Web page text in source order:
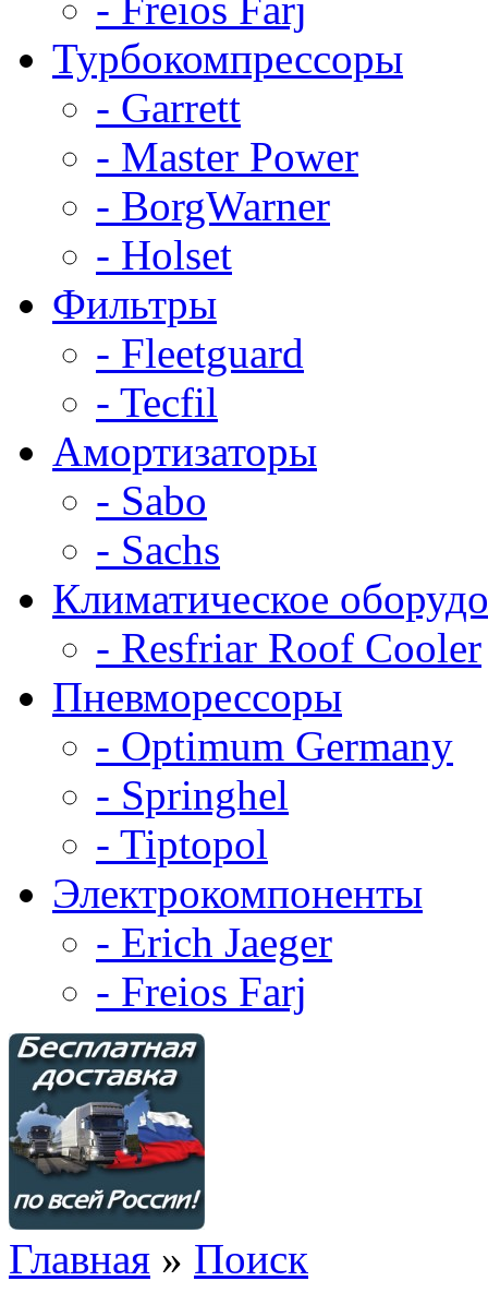
Турбокомпрессоры
- Garrett
- Master Power
- BorgWarner
- Holset
Фильтры
- Fleetguard
- Tecfil
Амортизаторы
- Sabo
- Sachs
Климатическое
- Resfriar Roof Cooler
Пневморессоры
- Optimum Germany
- Springhel
- Tiptopol
Электрокомпоненты
- Erich Jaeger
- Freios Farj
Главная » Поиск